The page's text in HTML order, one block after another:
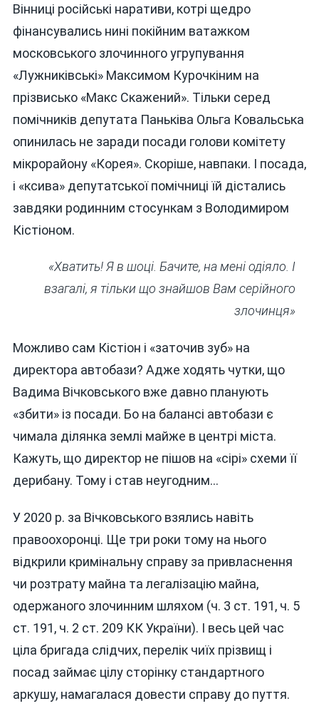
Вінниці російські наративи, котрі щедро
фінансувались нині покійним ватажком
московського злочинного угрупування
«Лужниківські» Максимом Курочкіним на
прізвисько «Макс Скажений». Тільки серед
помічників депутата Паньківа Ольга Ковальська
опинилась не заради посади голови комітету
мікрорайону «Корея». Скоріше, навпаки. І посада,
і «ксива» депутатської помічниці їй дістались
завдяки родинним стосункам з Володимиром
Кістіоном.
«Хватить! Я в шоці. Бачите, на мені одіяло. І
взагалі, я тільки що знайшов Вам серійного
злочинця»
Можливо сам Кістіон і «заточив зуб» на
директора автобази? Адже ходять чутки, що
Вадима Вічковського вже давно планують
«збити» із посади. Бо на балансі автобази є
чимала ділянка землі майже в центрі міста.
Кажуть, що директор не пішов на «сірі» схеми її
дерибану. Тому і став неугодним…
У 2020 р. за Вічковського взялись навіть
правоохоронці. Ще три роки тому на нього
відкрили кримінальну справу за привласнення
чи розтрату майна та легалізацію майна,
одержаного злочинним шляхом (ч. 3 ст. 191, ч. 5
ст. 191, ч. 2 ст. 209 КК України). І весь цей час
ціла бригада слідчих, перелік чиїх прізвищ і
посад займає цілу сторінку стандартного
аркушу, намагалася довести справу до пуття.